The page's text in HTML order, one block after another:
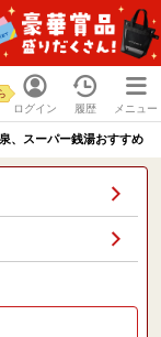
ログイン 履歴 メニュー
、スーパー銭湯おすすめ